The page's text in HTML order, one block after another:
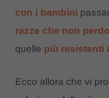
con i bambini
razze che non
quelle più resistenti
Ecco allora che vi